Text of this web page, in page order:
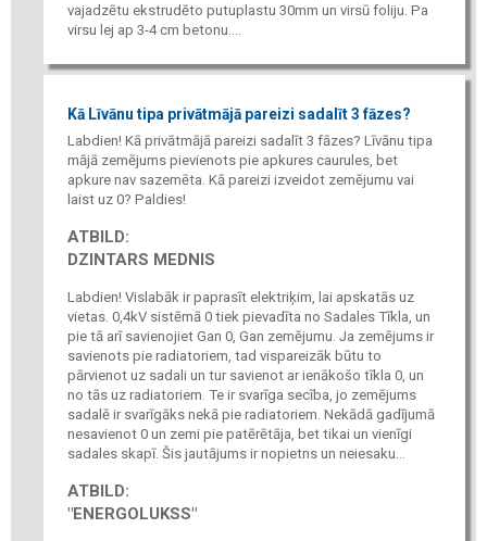
vajadzētu ekstrudēto putuplastu 30mm un virsū foliju. Pa
virsu lej ap 3-4 cm betonu....
Kā Līvānu tipa privātmājā pareizi sadalīt 3 fāzes?
Labdien! Kā privātmājā pareizi sadalīt 3 fāzes? Līvānu tipa
mājā zemējums pievienots pie apkures caurules, bet
apkure nav sazemēta. Kā pareizi izveidot zemējumu vai
laist uz 0? Paldies!
ATBILD:
DZINTARS MEDNIS
Labdien! Vislabāk ir paprasīt elektriķim, lai apskatās uz
vietas. 0,4kV sistēmā 0 tiek pievadīta no Sadales Tīkla, un
pie tā arī savienojiet Gan 0, Gan zemējumu. Ja zemējums ir
savienots pie radiatoriem, tad vispareizāk būtu to
pārvienot uz sadali un tur savienot ar ienākošo tīkla 0, un
no tās uz radiatoriem. Te ir svarīga secība, jo zemējums
sadalē ir svarīgāks nekā pie radiatoriem. Nekādā gadījumā
nesavienot 0 un zemi pie patērētāja, bet tikai un vienīgi
sadales skapī. Šis jautājums ir nopietns un neiesaku...
ATBILD:
"ENERGOLUKSS"